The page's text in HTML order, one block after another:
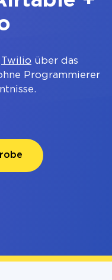
Twilio über das
Programmierer